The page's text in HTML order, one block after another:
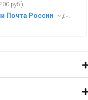
руб.)
Почта России
~ дн.